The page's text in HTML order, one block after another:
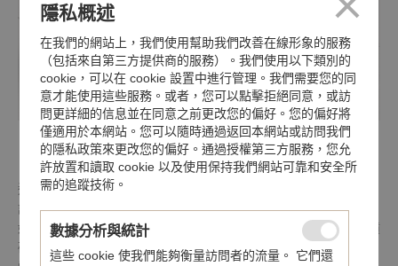
這次與安藤忠雄大師合作的限量腕錶，在深藍色漆面錶盤上以極簡
設計探索時間的永恆奧秘。時光漩渦從小秒針盤的中心開
始向外擴散；金色月牙則掛在5 點鐘位置的夜空。 錶殼使用黑色噴
砂陶瓷錶殼、錶圈與錶冠，錶徑 40MM。 透明錶底蓋以
隱私概述
在我們的網站上，我們使用幫助我們改善在線形象的服務
（包括來自第三方提供商的服務）。我們使用以下類別的
cookie，可以在 cookie 設置中進行管理。我們需要您的同
意才能使用這些服務。或者，您可以點擊拒絕同意，或訪
問更詳細的信息並在同意之前更改您的偏好。您的偏好將
僅適用於本網站。您可以隨時通過返回本網站或訪問我們
的隱私政策來更改您的偏好。通過授權第三方服務，您允
許放置和讀取 cookie 以及使用保持我們網站可靠和安全所
需的追蹤技術。
數據分析與統計
這些 cookie 使我們能夠衡量訪問者的流量。 它們還